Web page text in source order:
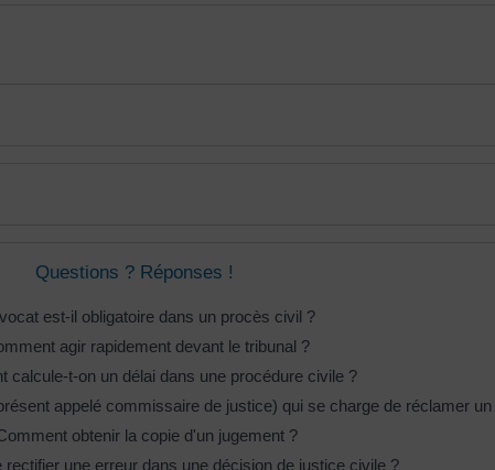
Questions ? Réponses !
est-il obligatoire dans un procès civil ?
agir rapidement devant le tribunal ?
calcule-t-on un délai dans une procédure civile ?
appelé commissaire de justice) qui se charge de réclamer
obtenir la copie d'un jugement ?
rectifier une erreur dans une décision de justice civile ?